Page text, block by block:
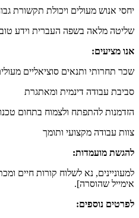
יחסי אנוש מעולים ויכולת תקשורת
שליטה מלאה בשפה העברית וידע טוב
אנו מציעים:
שכר תחרותי ותנאים סוציאליים
סביבת עבודה דינמית ומאתגרת
הזדמנות להתפתח ולצמוח בתחום
צוות עבודה מקצועי ותומך
להגשת מועמדות:
למעוניינים, נא לשלוח קורות חיים
אימייל שהוסרה].
לפרטים נוספים: